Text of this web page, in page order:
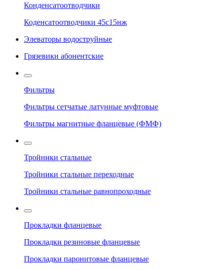
Конденсатоотводчики
Коденсатоотводчики 45с15нж
Элеваторы водоструйные
Грязевики абонентские
Фильтры
Фильтры сетчатые латунные муфтовые
Фильтры магнитные фланцевые (ФМФ)
Тройники стальные
Тройники стальные переходные
Тройники стальные равнопроходные
Прокладки фланцевые
Прокладки резиновые фланцевые
Прокладки паронитовые фланцевые